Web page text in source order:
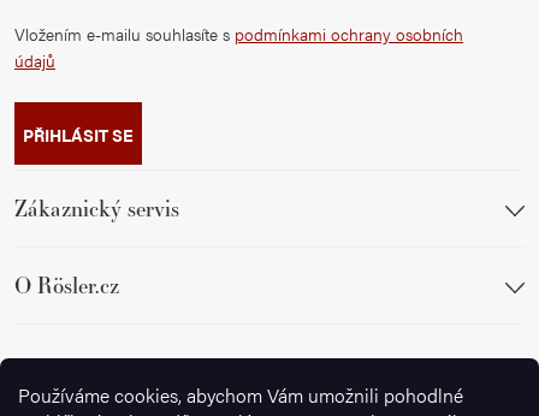
Používáme cookies, abychom Vám umožnili pohodlné
Vložením e-mailu souhlasíte s podmínkami ochrany osobních
údajů
PŘIHLÁSIT SE
Zákaznický servis
O Rösler.cz
Sledujte nás